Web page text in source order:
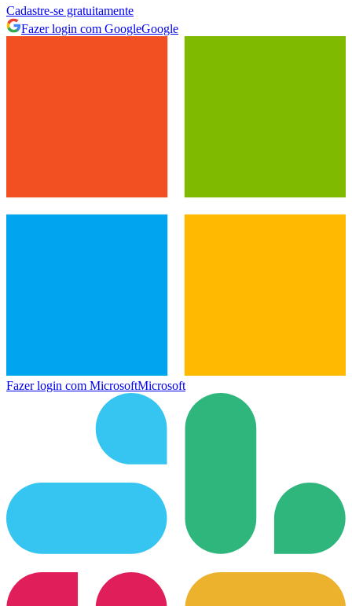
Cadastre‐se gratuitamente
Fazer login com GoogleGoogle
Fazer login com MicrosoftMicrosoft